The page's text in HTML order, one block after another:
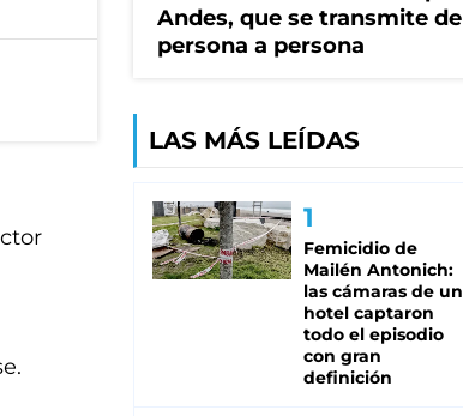
Andes, que se transmite de
persona a persona
LAS MÁS LEÍDAS
Femicidio de
Mailén Antonich:
las cámaras de un
hotel captaron
todo el episodio
con gran
definición